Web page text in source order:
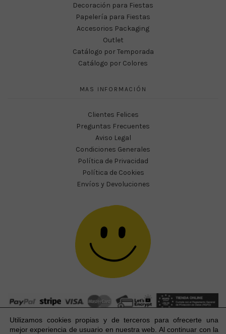
Decoración para Fiestas
Papelería para Fiestas
Accesorios Packaging
Outlet
Catálogo por Temporada
Catálogo por Colores
MAS INFORMACIÓN
Clientes Felices
Preguntas Frecuentes
Aviso Legal
Condiciones Generales
Política de Privacidad
Política de Cookies
Envíos y Devoluciones
Utilizamos cookies propias y de terceros para ofrecerte una
mejor experiencia de usuario en nuestra web. Al continuar con la